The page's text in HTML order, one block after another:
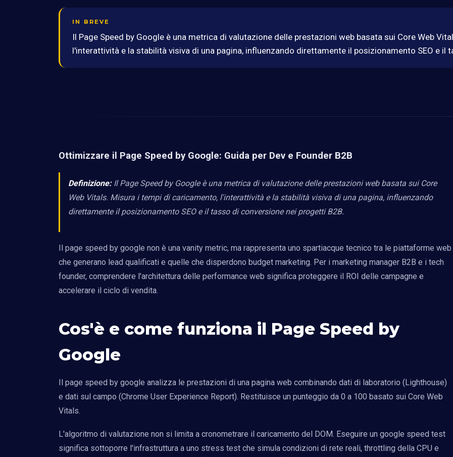
IN BREVE
Il Page Speed by Google è una metrica di valutazione delle prestazioni web basata sui Core Web
l'interattività e la stabilità visiva di una pagina, influenzando direttamente il posizionamento SEO e il
Ottimizzare il Page Speed by Google: Guida per Dev e Founder B2B
Definizione:Il Page Speed by Google è una metrica di valutazione delle prestazioni web basata sui Core
Web Vitals. Misura i tempi di caricamento, l'interattività e la stabilità visiva di una pagina, influenzando
direttamente il posizionamento SEO e il tasso di conversione nei progetti B2B.
Il page speed by google non è una vanity metric, ma rappresenta uno spartiacque tecnico tra le piattaforme web
che generano lead qualificati e quelle che disperdono budget marketing. Per i marketing manager B2B e i tech
founder, comprendere l'architettura delle performance web significa proteggere il ROI delle campagne e
accelerare il ciclo di vendita.
Cos'è e come funziona il Page Speed by
Google
Il page speed by google analizza le prestazioni di una pagina web combinando dati di laboratorio (Lighthouse)
e dati sul campo (Chrome User Experience Report). Restituisce un punteggio da 0 a 100 basato sui Core Web
Vitals.
L'algoritmo di valutazione non si limita a cronometrare il caricamento del DOM. Eseguire un google speed test
significa sottoporre l'infrastruttura a uno stress test che simula condizioni di rete reali, throttling della CPU e